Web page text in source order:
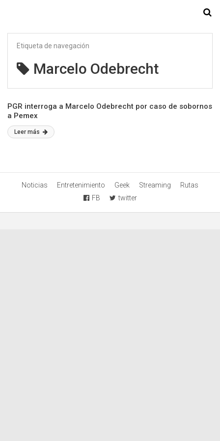
Etiqueta de navegación
Marcelo Odebrecht
PGR interroga a Marcelo Odebrecht por caso de sobornos
a Pemex
Leer más
Noticias Entretenimiento Geek Streaming
Rutas
FB
twitter